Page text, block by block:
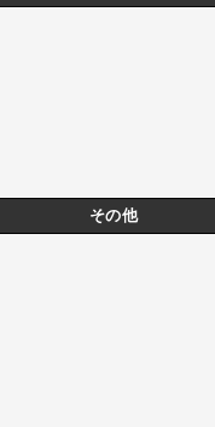
その他